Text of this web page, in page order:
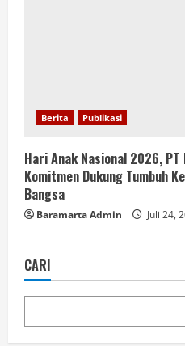
Berita Publikasi
Hari Anak Nasional 2026,
Komitmen Dukung Tumbuh
Bangsa
Baramarta Admin Juli 24,
CARI